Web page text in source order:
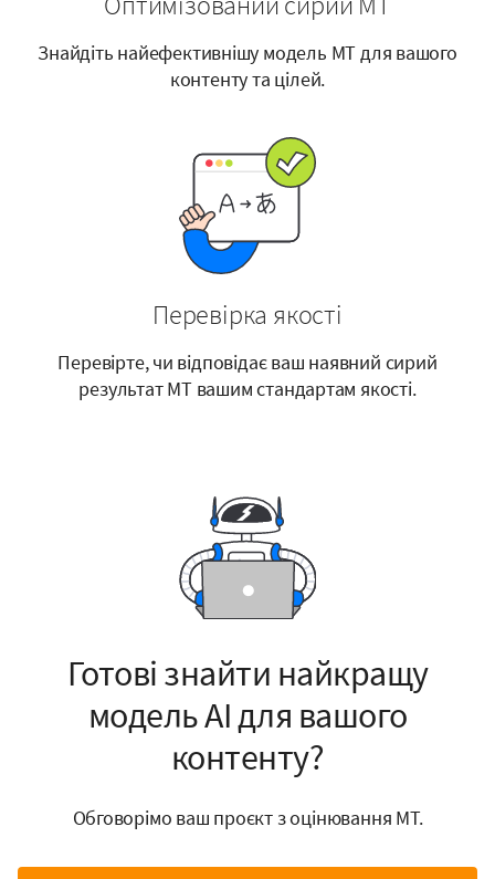
Знайдіть найефективнішу модель MT для вашого
контенту та цілей.
Перевірка якості
Перевірте, чи відповідає ваш наявний сирий
результат MT вашим стандартам якості.
Готові знайти найкращу
модель AI для вашого
контенту?
Обговорімо ваш проєкт з оцінювання MT.